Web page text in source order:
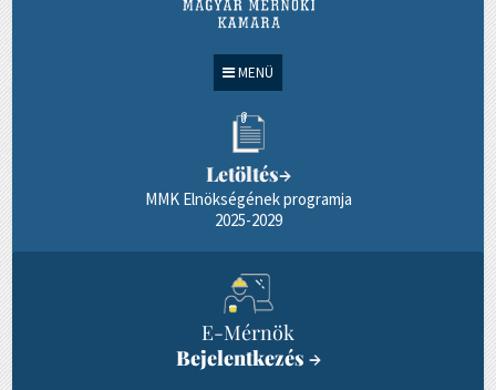
MENÜ
Letöltés→
MMK Elnökségének programja
2025-2029
E-Mérnök
Bejelentkezés →